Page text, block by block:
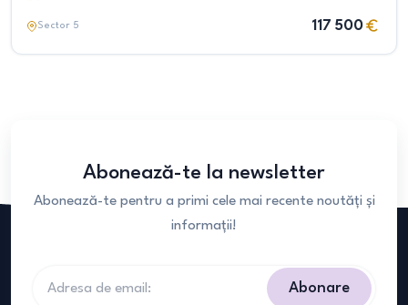
Sector 5 117 500
Abonează-te la newsletter
Abonează-te pentru a primi cele mai recente noutăți și
informații!
Abonare